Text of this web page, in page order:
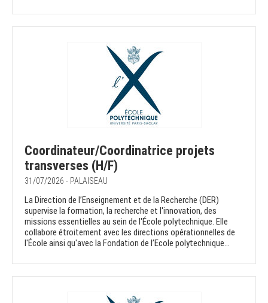
Coordinateur/Coordinatrice projets
transverses (H/F)
31/07/2026 - PALAISEAU
La Direction de l’Enseignement et de la Recherche (DER)
supervise la formation, la recherche et l'innovation, des
missions essentielles au sein de l'École polytechnique. Elle
collabore étroitement avec les directions opérationnelles de
l'École ainsi qu'avec la Fondation de l’Ecole polytechnique...